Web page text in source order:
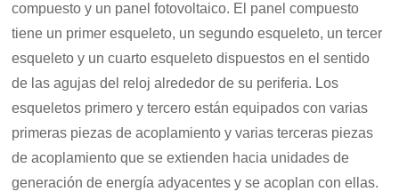
compuesto y un panel fotovoltaico. El panel compuesto
tiene un primer esqueleto, un segundo esqueleto, un tercer
esqueleto y un cuarto esqueleto dispuestos en el sentido
de las agujas del reloj alrededor de su periferia. Los
esqueletos primero y tercero están equipados con varias
primeras piezas de acoplamiento y varias terceras piezas
de acoplamiento que se extienden hacia unidades de
generación de energía adyacentes y se acoplan con ellas.